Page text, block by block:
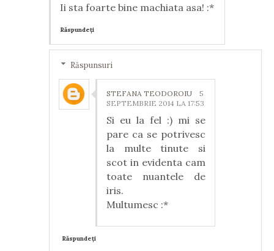
Ii sta foarte bine machiata asa! :*
Răspundeți
Răspunsuri
STEFANA TEODOROIU
5
SEPTEMBRIE 2014 LA 17:53
Si eu la fel :) mi se
pare ca se potrivesc
la multe tinute si
scot in evidenta cam
toate nuantele de
iris.
Multumesc :*
Răspundeți